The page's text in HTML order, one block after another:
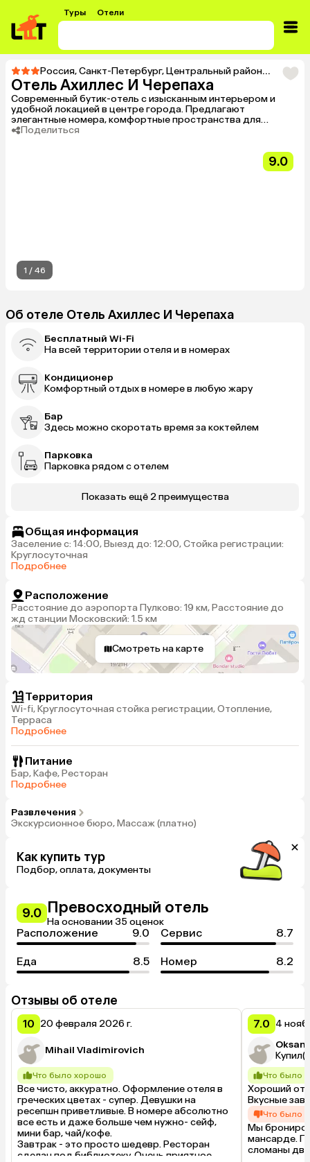
Туры Отели
Россия,Санкт-Петербург,Центральный район,Тур в
Отель Ахиллес И Черепаха
Современный бутик-отель с изысканным интерьером и
удобной локацией в центре города. Предлагают
элегантные номера, комфортные пространства для
полноценного отдыха и приятный сервис.
Поделиться
9.0
1 / 46
Об отеле Отель Ахиллес И Черепаха
Бесплатный Wi-Fi
На всей территории отеля и в номерах
Кондиционер
Комфортный отдых в номере в любую жару
Бар
Здесь можно скоротать время за коктейлем
Парковка
Парковка рядом с отелем
Показать ещё 2 преимущества
Общая информация
Заселение с: 14:00, Выезд до: 12:00, Стойка регистрации:
Круглосуточная
Подробнее
Расположение
Расстояние до аэропорта Пулково: 19 км, Расстояние до
жд станции Московский: 1.5 км
Смотреть на карте
Территория
Wi-fi, Круглосуточная стойка регистрации, Отопление,
Терраса
Подробнее
Питание
Бар, Кафе, Ресторан
Подробнее
Развлечения
Экскурсионное бюро, Массаж (платно)
Как купить тур
Подбор, оплата, документы
9.0 Превосходный отель
На основании 35 оценок
Расположение 9.0 Сервис 8.7
Еда 8.5 Номер 8.2
Отзывы об отеле
10 20 февраля 2026 г.
Mihail Vladimirovich
Что было хорошо
Все чисто, аккуратно. Оформление отеля в
греческих цветах - супер. Девушки на
ресепшн приветливые. В номере абсолютно
все есть и даже больше чем нужно- сейф,
мини бар, чай/кофе.
Завтрак - это просто шедевр. Ресторан
сделан под библиотеку. Очень приятное
7.0 4
Что было
Хороший
Вкусные
Что было
Мы
мансарде.
сломаны